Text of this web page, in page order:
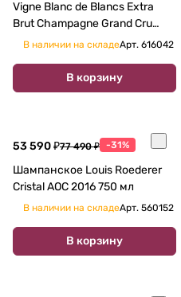
Vigne Blanc de Blancs Extra
Brut Champagne Grand Cru
'Cramant' 750 мл 12 %
В наличии на складеАрт. 616042
В корзину
53 590 ₽77 490 ₽ -31%
Шампанское Louis Roederer
Cristal AOC 2016 750 мл
В наличии на складеАрт. 560152
В корзину